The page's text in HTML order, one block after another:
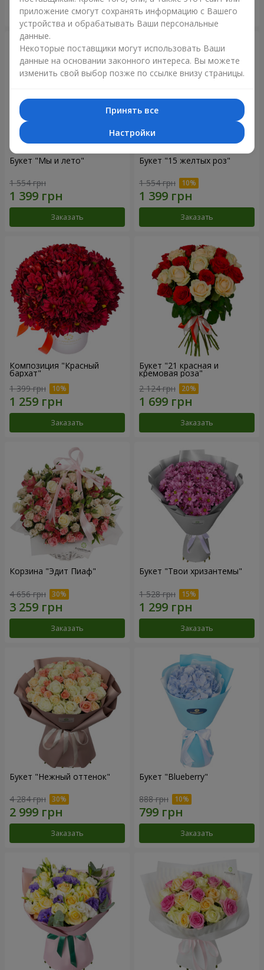
Заказать Заказать
Букет "Мы и лето"
1 554 грн
Заказать
Букет "15 желтых роз"
1 554 грн
Заказать
Композиция "Красный
бархат"
1 399 грн
Заказать
Букет "21 красная и
кремовая роза"
2 124 грн
Заказать
Корзина "Эдит Пиаф"
4 656 грн
Заказать
Букет "Твои хризантемы"
1 528 грн
Заказать
Букет "Нежный оттенок"
4 284 грн
Заказать
Букет "Blueberry"
888 грн
Заказать
приложение смогут сохранять информацию с Вашего
устройства и обрабатывать Ваши персональные
данные.
Некоторые поставщики могут использовать Ваши
данные на основании законного интереса. Вы можете
изменить свой выбор позже по ссылке внизу страницы.
Принять все
Настройки